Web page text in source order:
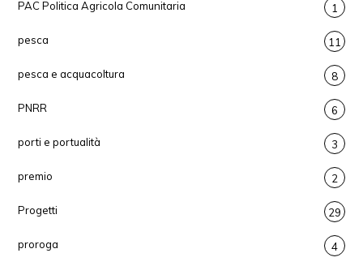
PAC Politica Agricola Comunitaria 1
pesca 11
pesca e acquacoltura 8
PNRR 6
porti e portualità 3
premio 2
Progetti 29
proroga 4